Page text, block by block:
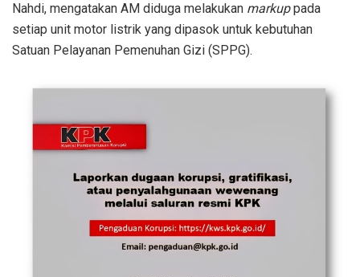
Nahdi, mengatakan AM diduga melakukan markuppada
setiap unit motor listrik yang dipasok untuk kebutuhan
Satuan Pelayanan Pemenuhan Gizi (SPPG).